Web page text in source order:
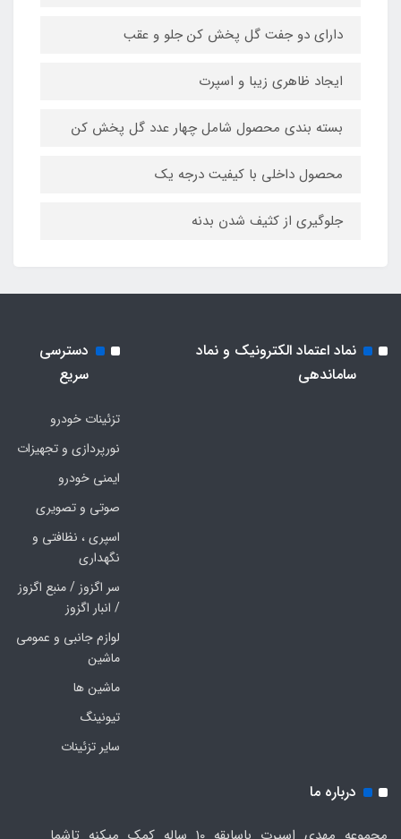
دارای دو جفت گل پخش کن جلو و عقب
ایجاد ظاهری زیبا و اسپرت
بسته بندی محصول شامل چهار عدد گل پخش کن
محصول داخلی با کیفیت درجه یک
جلوگیری از کثیف شدن بدنه
نماد اعتماد الکترونیک و نماد
ساماندهی
دسترسی
سریع
تزئینات خودرو
نورپردازی و تجهیزات
ایمنی خودرو
صوتی و تصویری
اسپری ، نظافتی و
نگهداری
سر اگزوز / منبع اگزوز
/ انبار اگزوز
لوازم جانبی و عمومی
ماشین
ماشین ها
تیونینگ
سایر تزئینات
درباره ما